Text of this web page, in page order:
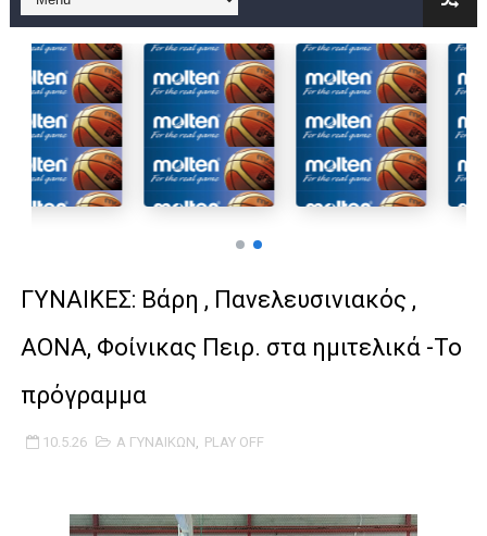
B ΕΦΗΒΩΝ F4 : Χάλκινο το Πέρα 71-56 την Δραπετσώνα στον
Στην National League 2 ο Μανδραϊκός 83-72 τον Εθνικό
Live streaming ΜΠΑΡΑΖ ΑΝΟΔΟΥ ΣΤΗΝ NL 2 : ΑΥΡΙΟ
Β΄ ΕΦΗΒΩΝ F4 : Εντυπωσιακός ο Ρέντης στον τελικό 104-77
ΧΡΟΝΙΑ ΠΟΛΛΑ ΣΤΟ ΕΛΛΗΝΙΚΟ ΜΠΑΣΚΕΤ : 39Η ΕΠΕΤΕΙΟΣ ΑΠΟ
ΓΥΝΑΙΚΕΣ: Βάρη , Πανελευσινιακός ,
ΑΟΝΑ, Φοίνικας Πειρ. στα ημιτελικά -Το
πρόγραμμα
10.5.26 Α ΓΥΝΑΙΚΩΝ, PLAY OFF